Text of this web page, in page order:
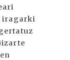
iragarki